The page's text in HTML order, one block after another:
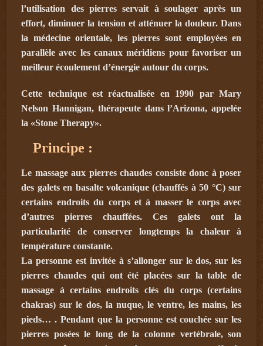
l’utilisation des pierres servait à soulager après un
effort, diminuer la tension et atténuer la douleur. Dans
la médecine orientale, les pierres sont employées en
parallèle avec les canaux méridiens pour favoriser un
meilleur écoulement d’énergie autour du corps.
Cette technique est réactualisée en 1990 par Mary
Nelson Hannigan, thérapeute dans l’Arizona, appelée
la «Stone Therapy».
Principe :
Le massage aux pierres chaudes consiste donc à poser
des galets en basalte volcanique (chauffés à 50 °C) sur
certains endroits du corps et à masser le corps avec
d’autres pierres chauffées. Ces galets ont la
particularité de conserver longtemps la chaleur à
température constante.
La personne est invitée à s’allonger sur le dos, sur les
pierres chaudes qui ont été placées sur la table de
massage à certains endroits clés du corps (certains
chakras) sur le dos, la nuque, le ventre, les mains, les
pieds… . Pendant que la personne est couchée sur les
pierres posées le long de la colonne vertébrale, son